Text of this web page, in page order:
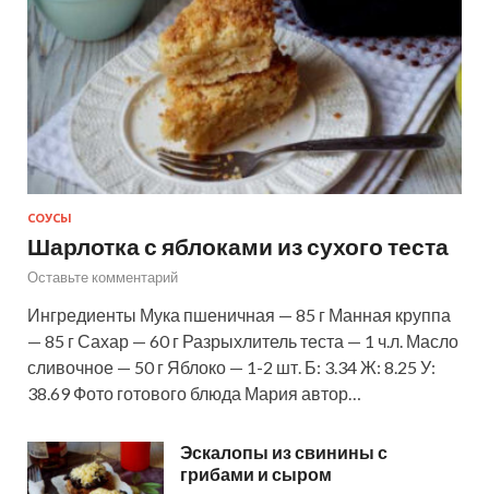
СОУСЫ
Шарлотка с яблоками из сухого теста
Оставьте комментарий
Ингредиенты Мука пшеничная — 85 г Манная круппа
— 85 г Сахар — 60 г Разрыхлитель теста — 1 ч.л. Масло
сливочное — 50 г Яблоко — 1-2 шт. Б: 3.34 Ж: 8.25 У:
38.69 Фото готового блюда Мария автор…
Эскалопы из свинины с
грибами и сыром